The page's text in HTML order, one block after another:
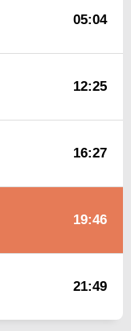
05:04
12:25
16:27
19:46
21:49